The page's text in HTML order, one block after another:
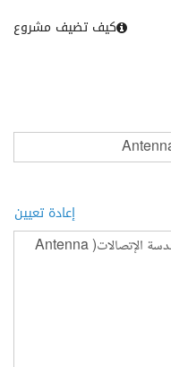
كيف تضيف مشروع
إعادة تعيين